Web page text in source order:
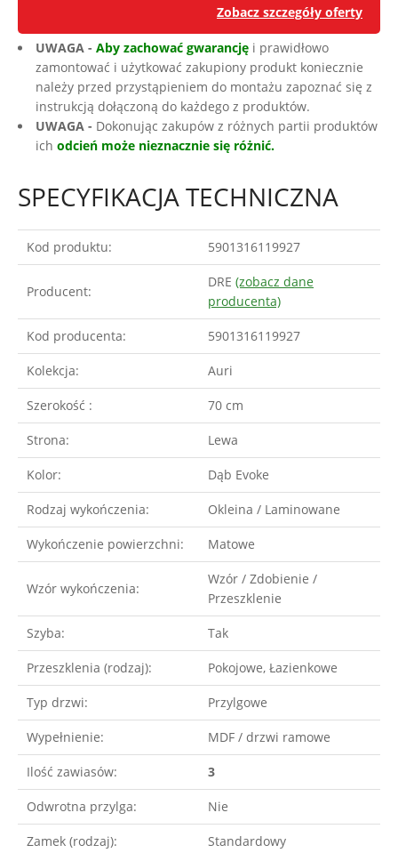
Zobacz szczegóły oferty
UWAGA - Aby zachować gwarancję i prawidłowo
zamontować i użytkować zakupiony produkt koniecznie
należy przed przystąpieniem do montażu zapoznać się z
instrukcją dołączoną do każdego z produktów.
UWAGA - Dokonując zakupów z różnych partii produktów
ich odcień może nieznacznie się różnić.
SPECYFIKACJA TECHNICZNA
Kod produktu: 5901316119927
Producent:
DRE (zobacz dane
producenta)
Kod producenta: 5901316119927
Kolekcja: Auri
Szerokość : 70 cm
Strona: Lewa
Kolor: Dąb Evoke
Rodzaj wykończenia: Okleina / Laminowane
Wykończenie powierzchni: Matowe
Wzór wykończenia:
Wzór / Zdobienie /
Przeszklenie
Szyba: Tak
Przeszklenia (rodzaj): Pokojowe, Łazienkowe
Typ drzwi: Przylgowe
Wypełnienie: MDF / drzwi ramowe
Ilość zawiasów: 3
Odwrotna przylga: Nie
Zamek (rodzaj): Standardowy